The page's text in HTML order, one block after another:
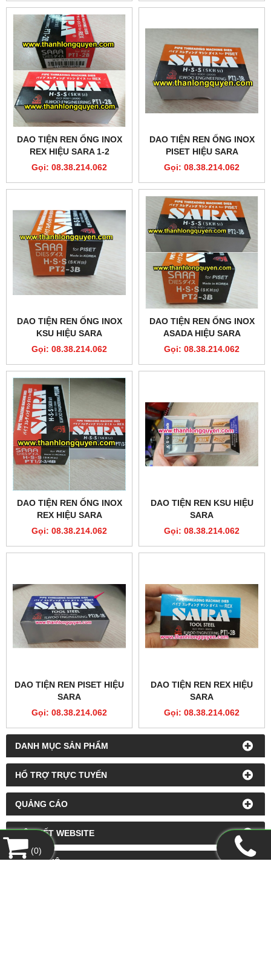
DANH MỤC SẢN PHẨM
HỔ TRỢ TRỰC TUYẾN
QUẢNG CÁO
LIÊN KẾT WEBSITE
THỐNG KÊ
DAO TIỆN REN ỐNG INOX
REX HIỆU SARA 1-2
Gọi: 08.38.214.062
DAO TIỆN REN ỐNG INOX
PISET HIỆU SARA
Gọi: 08.38.214.062
DAO TIỆN REN ỐNG INOX
KSU HIỆU SARA
Gọi: 08.38.214.062
DAO TIỆN REN ỐNG INOX
ASADA HIỆU SARA
Gọi: 08.38.214.062
DAO TIỆN REN ỐNG INOX
REX HIỆU SARA
Gọi: 08.38.214.062
DAO TIỆN REN KSU HIỆU
SARA
Gọi: 08.38.214.062
DAO TIỆN REN PISET HIỆU
SARA
Gọi: 08.38.214.062
DAO TIỆN REN REX HIỆU
SARA
Gọi: 08.38.214.062
(0)